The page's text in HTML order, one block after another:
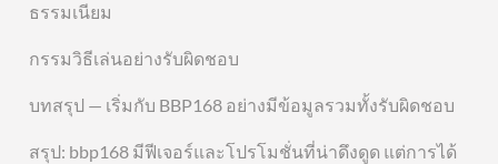
ธรรมเนียม
กรรมวิธีเล่นอย่างรับผิดชอบ
บทสรุป — เริ่มกับ BBP168 อย่างมีข้อมูลรวมทั้งรับผิดชอบ
สรุป: bbp168 มีฟีเจอร์และโปรโมชั่นที่น่าดึงดูด แต่การได้